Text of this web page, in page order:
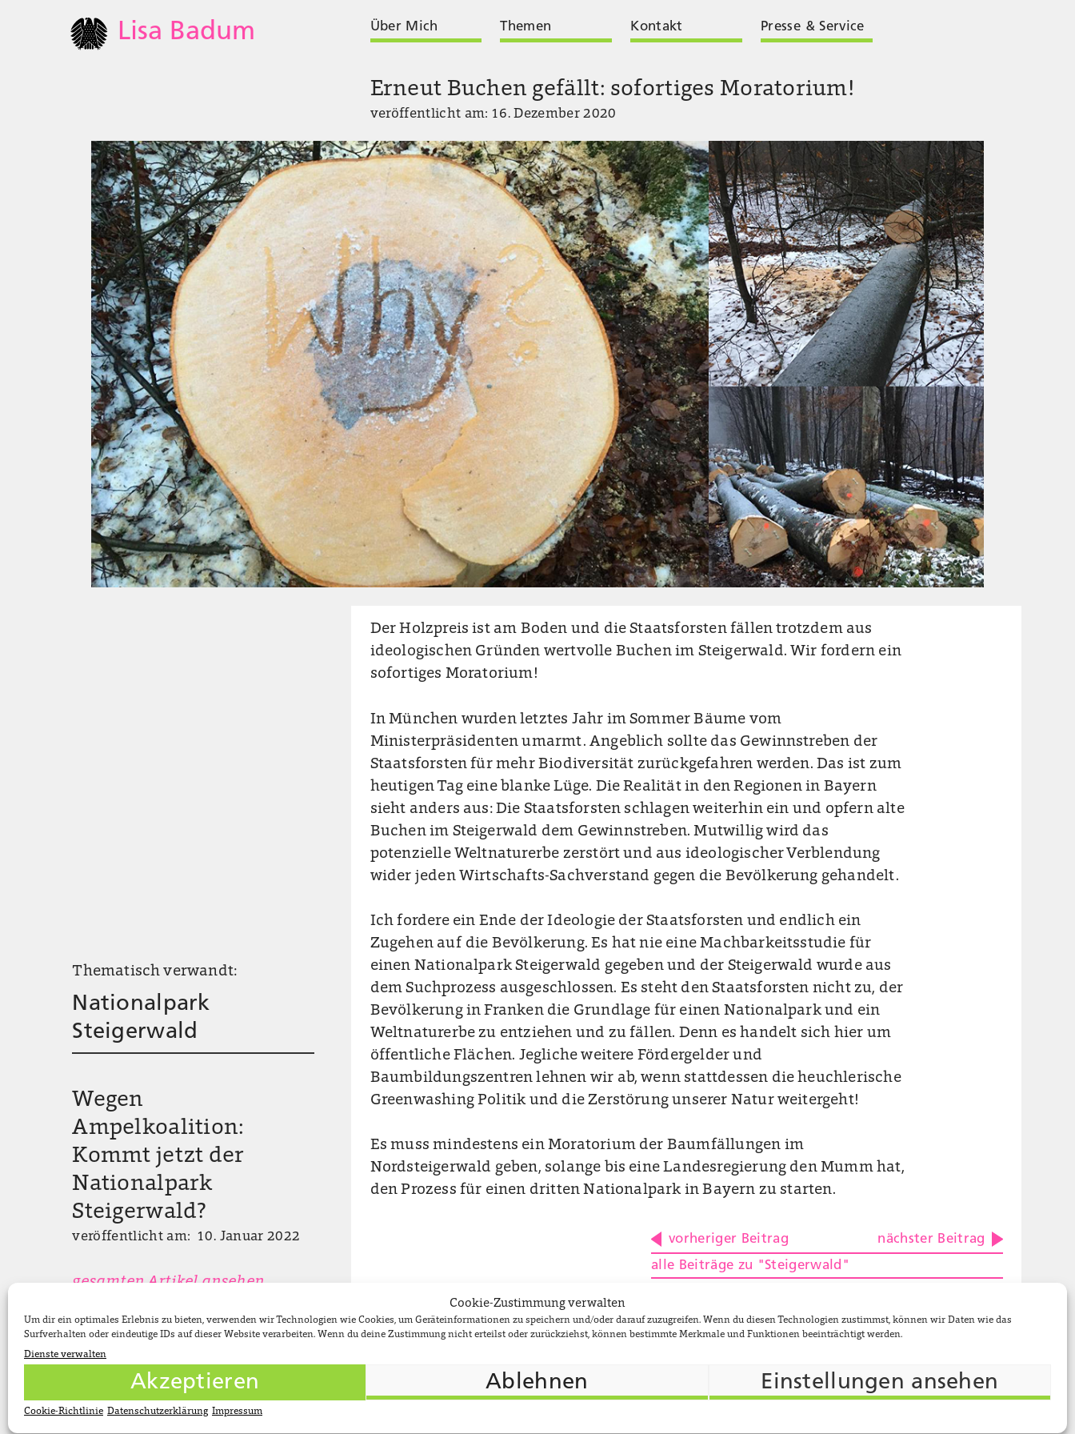
Cookie-Zustimmung verwalten
Um dir ein optimales Erlebnis zu bieten, verwenden wir Technologien wie Cookies, um Geräteinformationen zu speichern und/oder darauf zuzugreifen. Wenn du diesen Technologien zustimmst, können wir Daten wie das
Surfverhalten oder eindeutige IDs auf dieser Website verarbeiten. Wenn du deine Zustimmung nicht erteilst oder zurückziehst, können bestimmte Merkmale und Funktionen beeinträchtigt werden.
Dienste verwalten
Akzeptieren Ablehnen Einstellungen ansehen
Cookie-Richtlinie Datenschutzerklärung Impressum
Lisa Badum Über Mich Themen Kontakt Presse & Service
Erneut Buchen gefällt: sofortiges Moratorium!
veröffentlicht am: 16. Dezember 2020
Thematisch verwandt:
Nationalpark
Steigerwald
Wegen
Ampelkoalition:
Kommt jetzt der
Nationalpark
Steigerwald?
veröffentlicht am: 10. Januar 2022
gesamten Artikel ansehen
Der Holzpreis ist am Boden und die Staatsforsten fällen trotzdem aus
ideologischen Gründen wertvolle Buchen im Steigerwald. Wir fordern ein
sofortiges Moratorium!
In München wurden letztes Jahr im Sommer Bäume vom
Ministerpräsidenten umarmt. Angeblich sollte das Gewinnstreben der
Staatsforsten für mehr Biodiversität zurückgefahren werden. Das ist zum
heutigen Tag eine blanke Lüge. Die Realität in den Regionen in Bayern
sieht anders aus: Die Staatsforsten schlagen weiterhin ein und opfern alte
Buchen im Steigerwald dem Gewinnstreben. Mutwillig wird das
potenzielle Weltnaturerbe zerstört und aus ideologischer Verblendung
wider jeden Wirtschafts-Sachverstand gegen die Bevölkerung gehandelt.
Ich fordere ein Ende der Ideologie der Staatsforsten und endlich ein
Zugehen auf die Bevölkerung. Es hat nie eine Machbarkeitsstudie für
einen Nationalpark Steigerwald gegeben und der Steigerwald wurde aus
dem Suchprozess ausgeschlossen. Es steht den Staatsforsten nicht zu, der
Bevölkerung in Franken die Grundlage für einen Nationalpark und ein
Weltnaturerbe zu entziehen und zu fällen. Denn es handelt sich hier um
öffentliche Flächen. Jegliche weitere Fördergelder und
Baumbildungszentren lehnen wir ab, wenn stattdessen die heuchlerische
Greenwashing Politik und die Zerstörung unserer Natur weitergeht!
Es muss mindestens ein Moratorium der Baumfällungen im
Nordsteigerwald geben, solange bis eine Landesregierung den Mumm hat,
den Prozess für einen dritten Nationalpark in Bayern zu starten.
vorheriger Beitrag
nächster Beitrag
alle Beiträge zu "Steigerwald"
Bundestagsabgeordnete